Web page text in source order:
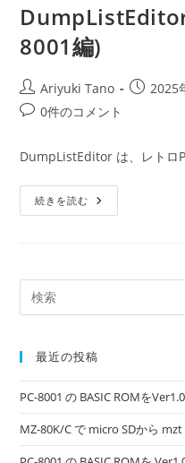
8001編)
Ariyuki Tano 2025
0件のコメント
DumpListEditor は、レトロ
続きを読む
最近の投稿
PC-8001 の BASIC ROMを
MZ-80K/C で micro SDから